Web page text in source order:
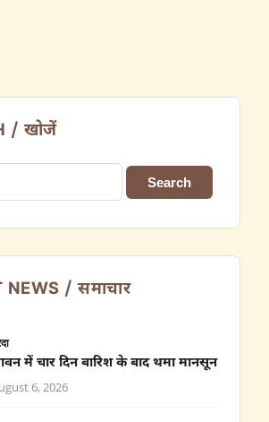
/ खोजें
NEWS / समाचार
में चार दिन बारिश के बाद थमा मानसून
6, 2026